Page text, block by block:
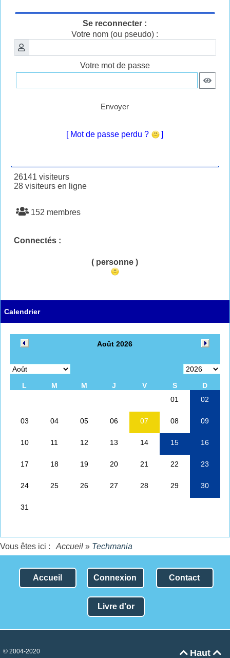
Se reconnecter :
Votre nom (ou pseudo) :
Votre mot de passe
Envoyer
[ Mot de passe perdu ? ]
26141 visiteurs
28 visiteurs en ligne
152 membres
Connectés :
( personne )
Calendrier
Vous êtes ici : Accueil » Techmania
Accueil Connexion Contact
Livre d'or
Haut 
© 2004-2020